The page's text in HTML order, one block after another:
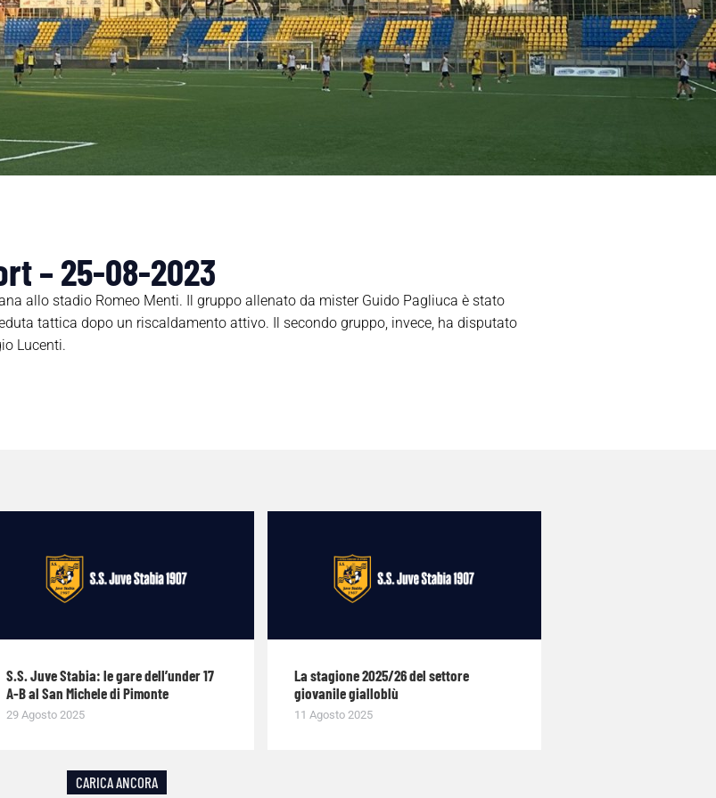
– 25-08-2023
allo stadio Romeo Menti. Il gruppo allenato da mister Guido Pagliuca è stato
tattica dopo un riscaldamento attivo. Il secondo gruppo, invece, ha disputato
Lucenti.
S.S. Juve Stabia: le gare dell’under 17
A-B al San Michele di Pimonte
29 Agosto 2025
La stagione 2025/26 del settore
giovanile gialloblù
11 Agosto 2025
CARICA ANCORA